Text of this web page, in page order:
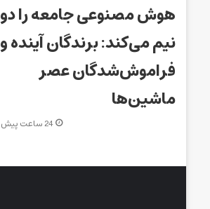
هوش مصنوعی جامعه را دو
نیم می‌کند: برندگان آینده و
فراموش‌شدگان عصر
ماشین‌ها
24 ساعت پیش